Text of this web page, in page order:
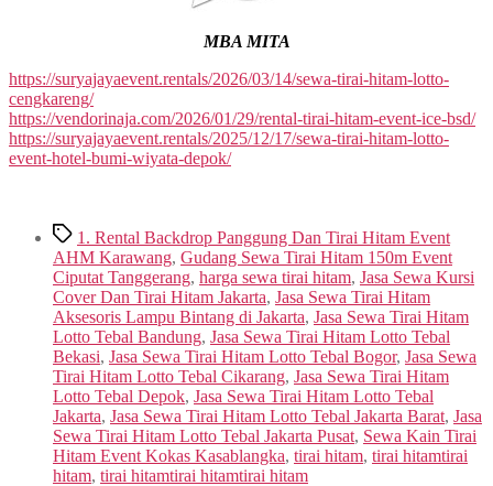
MBA MITA
https://suryajayaevent.rentals/2026/03/14/sewa-tirai-hitam-lotto-
cengkareng/
https://vendorinaja.com/2026/01/29/rental-tirai-hitam-event-ice-bsd/
https://suryajayaevent.rentals/2025/12/17/sewa-tirai-hitam-lotto-
event-hotel-bumi-wiyata-depok/
Tags1. Rental Backdrop Panggung Dan Tirai Hitam Event
AHM Karawang, Gudang Sewa Tirai Hitam 150m Event
Ciputat Tanggerang, harga sewa tirai hitam, Jasa Sewa Kursi
Cover Dan Tirai Hitam Jakarta, Jasa Sewa Tirai Hitam
Aksesoris Lampu Bintang di Jakarta, Jasa Sewa Tirai Hitam
Lotto Tebal Bandung, Jasa Sewa Tirai Hitam Lotto Tebal
Bekasi, Jasa Sewa Tirai Hitam Lotto Tebal Bogor, Jasa Sewa
Tirai Hitam Lotto Tebal Cikarang, Jasa Sewa Tirai Hitam
Lotto Tebal Depok, Jasa Sewa Tirai Hitam Lotto Tebal
Jakarta, Jasa Sewa Tirai Hitam Lotto Tebal Jakarta Barat, Jasa
Sewa Tirai Hitam Lotto Tebal Jakarta Pusat, Sewa Kain Tirai
Hitam Event Kokas Kasablangka, tirai hitam, tirai hitamtirai
hitam, tirai hitamtirai hitamtirai hitam